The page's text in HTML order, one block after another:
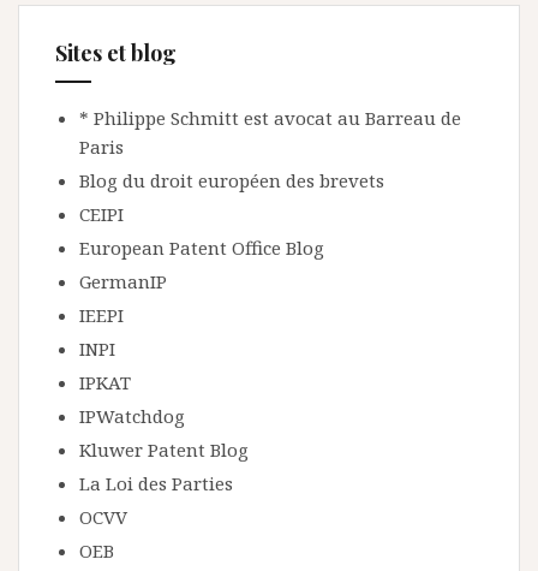
Sites et blog
* Philippe Schmitt est avocat au Barreau de
Paris
Blog du droit européen des brevets
CEIPI
European Patent Office Blog
GermanIP
IEEPI
INPI
IPKAT
IPWatchdog
Kluwer Patent Blog
La Loi des Parties
OCVV
OEB